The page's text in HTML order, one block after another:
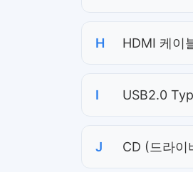
H HDMI 케이
I USB2.0
J CD (드라이